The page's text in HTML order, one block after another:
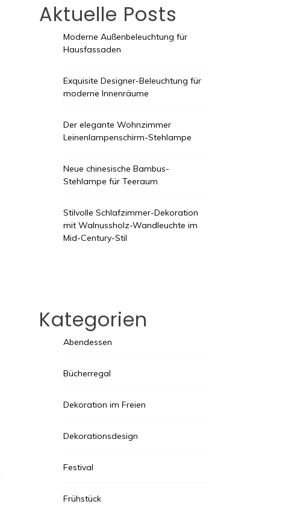
Aktuelle Posts
Moderne Außenbeleuchtung für
Hausfassaden
Exquisite Designer-Beleuchtung für
moderne Innenräume
Der elegante Wohnzimmer
Leinenlampenschirm-Stehlampe
Neue chinesische Bambus-
Stehlampe für Teeraum
Stilvolle Schlafzimmer-Dekoration
mit Walnussholz-Wandleuchte im
Mid-Century-Stil
Kategorien
Abendessen
Bücherregal
Dekoration im Freien
Dekorationsdesign
Festival
Frühstück